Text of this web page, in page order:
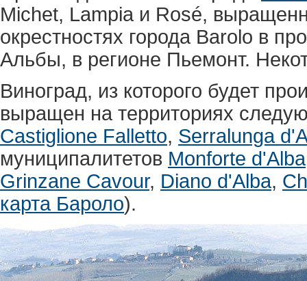
Michet, Lampia и Rosé,
окрестностях города Barolo в
Альбы, в регионе Пьемонт.
Виноград, из которого будет
выращен на территориях
Castiglione Falletto, Serralunga
муниципалитетов Monforte d'Alba
Grinzane Cavour, Diano d'Alba,
карта Бароло).